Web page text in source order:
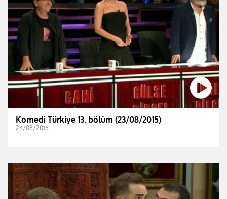
Komedi Türkiye 13. bölüm (23/08/2015)
24/08/2015